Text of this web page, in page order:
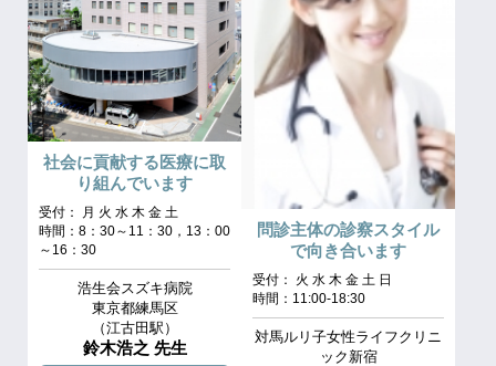
社会に貢献する医療に取
り組んでいます
受付： 月 火 水 木 金 土
時間：8：30～11：30，13：00
～16：30
浩生会スズキ病院
東京都練馬区
（江古田駅）
鈴木浩之 先生
問診主体の診察スタイル
で向き合います
受付： 火 水 木 金 土 日
時間：11:00-18:30
対馬ルリ子女性ライフクリニ
ック新宿